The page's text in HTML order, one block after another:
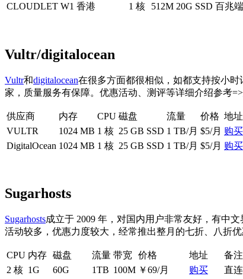
CLOUDLET W1 香港
1 核 512M 20G SSD 百兆
Vultr/digitalocean
Vultr和digitalocean在很多方面都很相似，如都支持按小
家，质量服务有保障。优惠活动、测评等详细介绍参考=>
供应商 内存 CPU 磁盘 流量 价格 地址
VULTR
1024 MB 1 核 25 GB SSD 1 TB/月 $5/月 购
DigitalOcean 1024 MB 1 核 25 GB SSD 1 TB/月 $5/月 购
Sugarhosts
Sugarhosts成立于 2009 年，对国内用户非常友好，有中
活动较多，优惠力度较大，经常推出整月的七折、八折优
CPU 内存 磁盘 流量 带宽 价格 地址
备注
2 核 1G 60G 1TB 100M ￥69/月 购买
直